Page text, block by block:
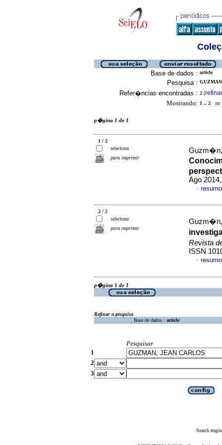
Base de dados : article
Pesquisa :
Refer�ncias encontradas : 2 [refinar
Mostrando: 1 .. 2 no
p�gina 1 de 1
1 / 2
seleciona
para imprimir
Guzm�n,
Ago
·
2 / 2
seleciona
para imprimir
Revista
ISSN
·
p�gina 1 de 1
Refinar a pesquisa
Base de dados : article
Pesquisar
1
2
3
Search